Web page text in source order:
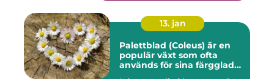
13. jan
Palettblad (Coleus) är en
populär växt som ofta
används för sina färgglada